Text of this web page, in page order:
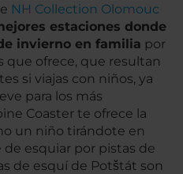
NH Collection Olomouc
estaciones donde
invierno en familia por
que ofrece, que resultan
si viajas con niños, ya
para los más
Coaster te ofrece la
un niño tirándote en
esquiar por pistas de
de esquí de Potštát son